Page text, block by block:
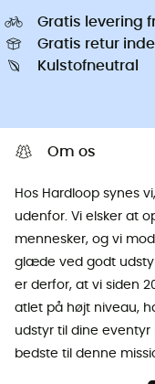
Gratis levering
Gratis retur
Kulstofneutral
Om os
Hos Hardloop synes
udenfor. Vi elsker at
mennesker, og vi
glæde ved godt
er derfor, at vi siden
atlet på højt niveau,
udstyr til dine
bedste til denne